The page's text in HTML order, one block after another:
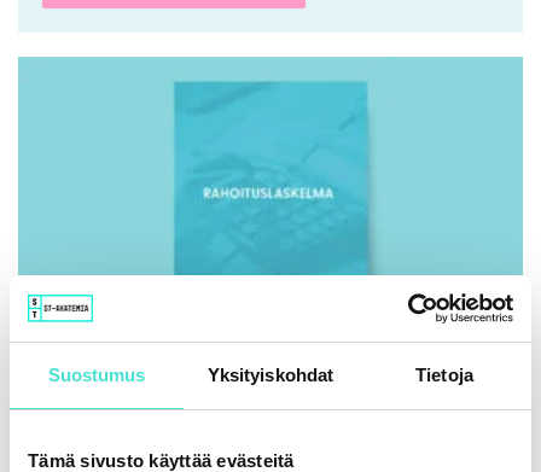
Suostumus Yksityiskohdat Tietoja
Tämä sivusto käyttää evästeitä
IFRS | Kirja
Rahoituslaskelma